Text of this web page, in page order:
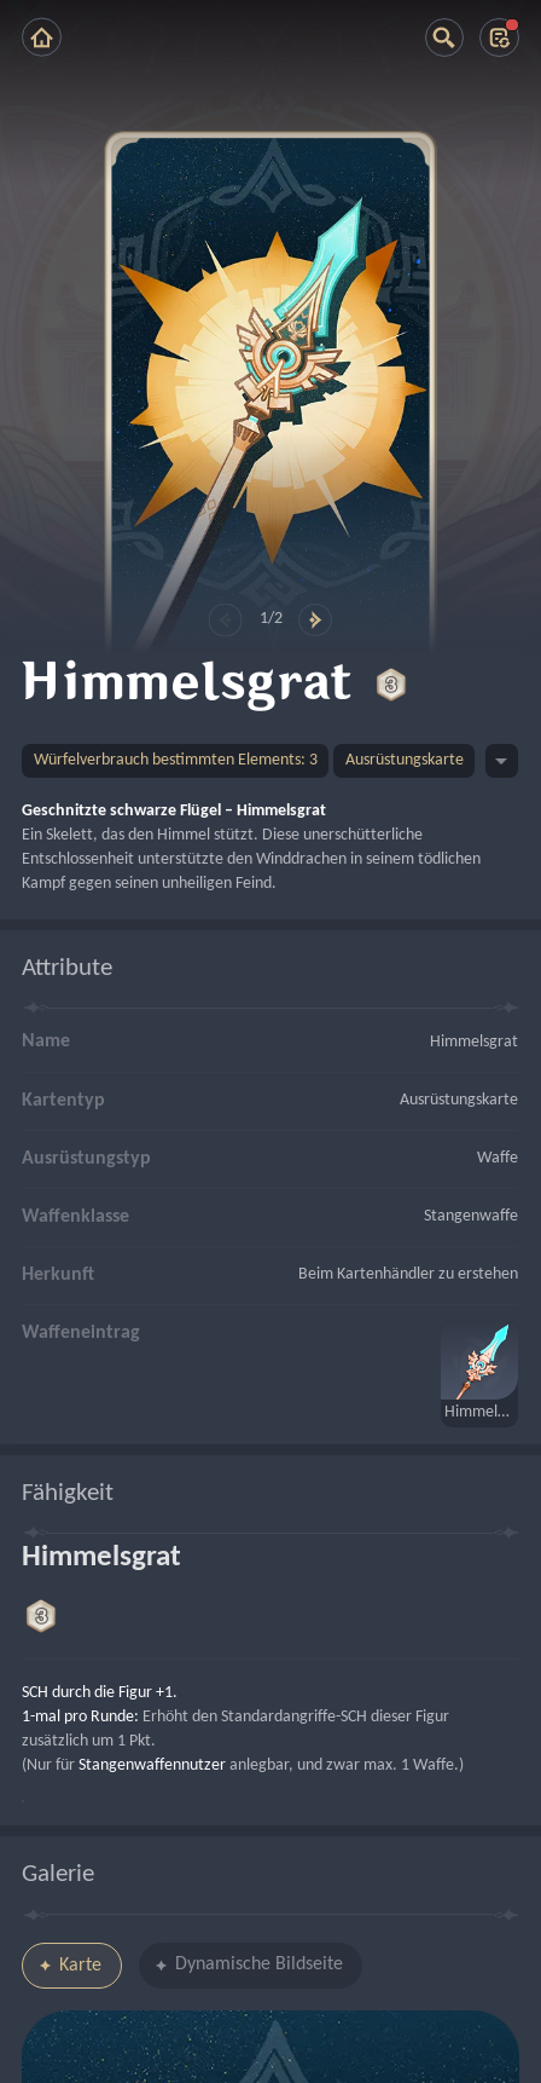
1/2
Himmelsgrat
Würfelverbrauch bestimmten Elements: 3 Ausrüstungskarte
Geschnitzte schwarze Flügel – Himmelsgrat
Ein Skelett, das den Himmel stützt. Diese unerschütterliche
Entschlossenheit unterstützte den Winddrachen in seinem tödlichen
Kampf gegen seinen unheiligen Feind.
Attribute
Name Himmelsgrat
Kartentyp Ausrüstungskarte
Ausrüstungstyp Waffe
Waffenklasse Stangenwaffe
Herkunft Beim Kartenhändler zu erstehen
Waffeneintrag
Himmelsgrat
Fähigkeit
Himmelsgrat
SCH durch die Figur +1.
1-mal pro Runde: Erhöht den Standardangriffe-SCH dieser Figur
zusätzlich um 1 Pkt.
(Nur für Stangenwaffennutzer anlegbar, und zwar max. 1 Waffe.)
Galerie
Karte Dynamische Bildseite